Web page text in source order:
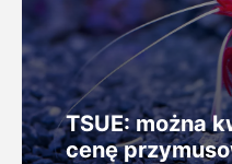
TSUE: można
cenę